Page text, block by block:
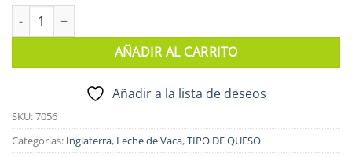
STILTON AZUL DOP 250gr cantidad
AÑADIR AL CARRITO
Añadir a la lista de deseos
SKU:7056
Categorías: Inglaterra, Leche de Vaca,TIPO DE QUESO